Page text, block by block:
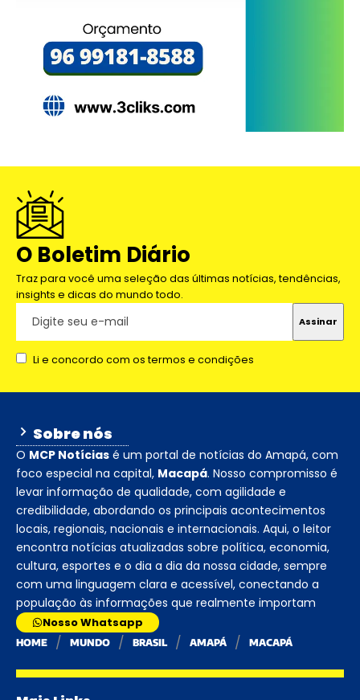
O Boletim Diário
Traz para você uma seleção das últimas notícias, tendências,
insights e dicas do mundo todo.
Li e concordo com os termos e condições
Sobre nós
O MCP Notícias é um portal de notícias do Amapá, com
foco especial na capital, Macapá. Nosso compromisso é
levar informação de qualidade, com agilidade e
credibilidade, abordando os principais acontecimentos
locais, regionais, nacionais e internacionais. Aqui, o leitor
encontra notícias atualizadas sobre política, economia,
cultura, esportes e o dia a dia da nossa cidade, sempre
com uma linguagem clara e acessível, conectando a
população às informações que realmente importam
Nosso Whatsapp
HOME MUNDO BRASIL AMAPÁ MACAPÁ